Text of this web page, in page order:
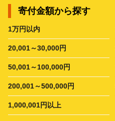
寄付金額から探す
1万円以内
20,001～30,000円
50,001～100,000円
200,001～500,000円
1,000,001円以上